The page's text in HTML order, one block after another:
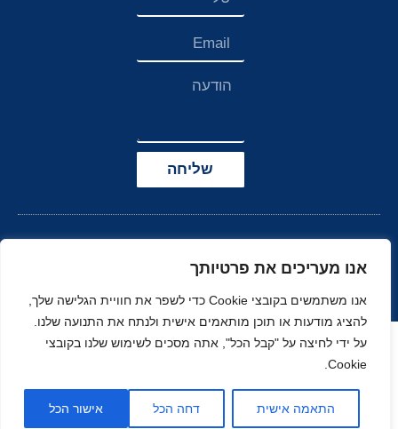
אנו מעריכים את פרטיותך
אנו משתמשים בקובצי Cookie כדי לשפר את חוויית הגלישה שלך,
להציג מודעות או תוכן מותאמים אישית ולנתח את התנועה שלנו.
על ידי לחיצה על "קבל הכל", אתה מסכים לשימוש שלנו בקובצי
Cookie.
התאמה אישית דחה הכל אישור הכל
שליחה
הצהרת נגישות
נוי
MOONART